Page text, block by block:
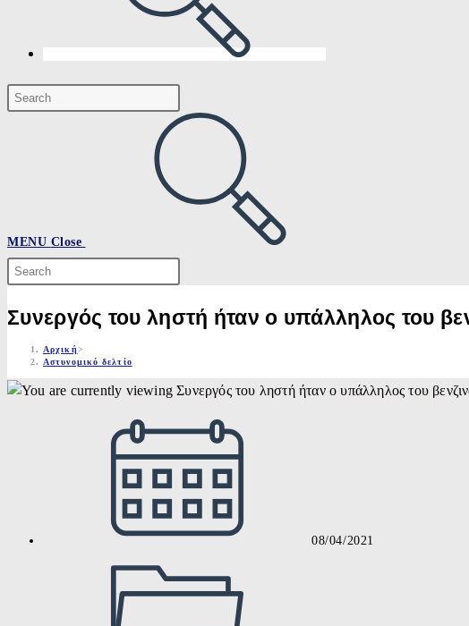
MENU Close
Search
this
website
Συνεργός του ληστή ήταν ο υπάλληλος του
Αρχική>
Αστυνομικό δελτίο
08/04/2021